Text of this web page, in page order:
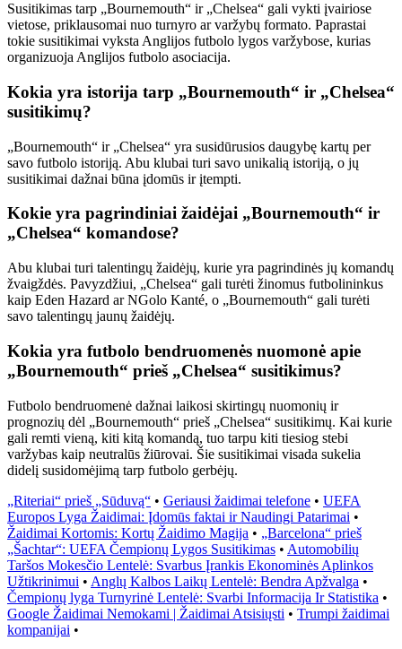
Susitikimas tarp „Bournemouth“ ir „Chelsea“ gali vykti įvairiose
vietose, priklausomai nuo turnyro ar varžybų formato. Paprastai
tokie susitikimai vyksta Anglijos futbolo lygos varžybose, kurias
organizuoja Anglijos futbolo asociacija.
Kokia yra istorija tarp „Bournemouth“ ir „Chelsea“
susitikimų?
„Bournemouth“ ir „Chelsea“ yra susidūrusios daugybę kartų per
savo futbolo istoriją. Abu klubai turi savo unikalią istoriją, o jų
susitikimai dažnai būna įdomūs ir įtempti.
Kokie yra pagrindiniai žaidėjai „Bournemouth“ ir
„Chelsea“ komandose?
Abu klubai turi talentingų žaidėjų, kurie yra pagrindinės jų komandų
žvaigždės. Pavyzdžiui, „Chelsea“ gali turėti žinomus futbolininkus
kaip Eden Hazard ar NGolo Kanté, o „Bournemouth“ gali turėti
savo talentingų jaunų žaidėjų.
Kokia yra futbolo bendruomenės nuomonė apie
„Bournemouth“ prieš „Chelsea“ susitikimus?
Futbolo bendruomenė dažnai laikosi skirtingų nuomonių ir
prognozių dėl „Bournemouth“ prieš „Chelsea“ susitikimų. Kai kurie
gali remti vieną, kiti kitą komandą, tuo tarpu kiti tiesiog stebi
varžybas kaip neutralūs žiūrovai. Šie susitikimai visada sukelia
didelį susidomėjimą tarp futbolo gerbėjų.
„Riteriai“ prieš „Sūduvą“ • Geriausi žaidimai telefone • UEFA
Europos Lyga Žaidimai: Įdomūs faktai ir Naudingi Patarimai •
Žaidimai Kortomis: Kortų Žaidimo Magija • „Barcelona“ prieš
„Šachtar“: UEFA Čempionų Lygos Susitikimas • Automobilių
Taršos Mokesčio Lentelė: Svarbus Įrankis Ekonominės Aplinkos
Užtikrinimui • Anglų Kalbos Laikų Lentelė: Bendra Apžvalga •
Čempionų lyga Turnyrinė Lentelė: Svarbi Informacija Ir Statistika •
Google Žaidimai Nemokami | Žaidimai Atsisiųsti • Trumpi žaidimai
kompanijai •